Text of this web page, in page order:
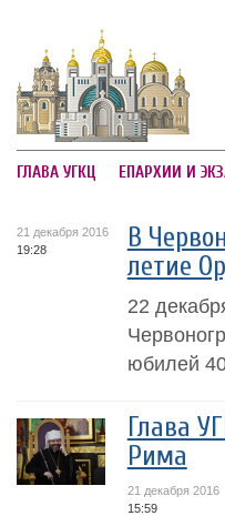
ГЛАВА УГКЦ ЕПАРХИИ И
21 декабря 2016
19:28
В
летие
22
юбилей
Глава
Рима
21 декабря 2016
15:59